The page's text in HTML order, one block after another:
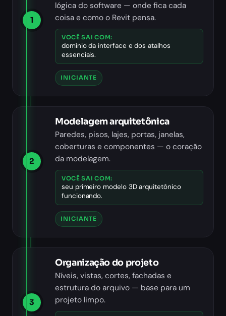
1
lógica do software — onde fica cada
coisa e como o Revit pensa.
VOCÊ SAI COM:
domínio da interface e dos atalhos
essenciais.
INICIANTE
2
Modelagem arquitetônica
Paredes, pisos, lajes, portas, janelas,
coberturas e componentes — o coração
da modelagem.
VOCÊ SAI COM:
seu primeiro modelo 3D arquitetônico
funcionando.
INICIANTE
3
Organização do projeto
Níveis, vistas, cortes, fachadas e
estrutura do arquivo — base para um
projeto limpo.